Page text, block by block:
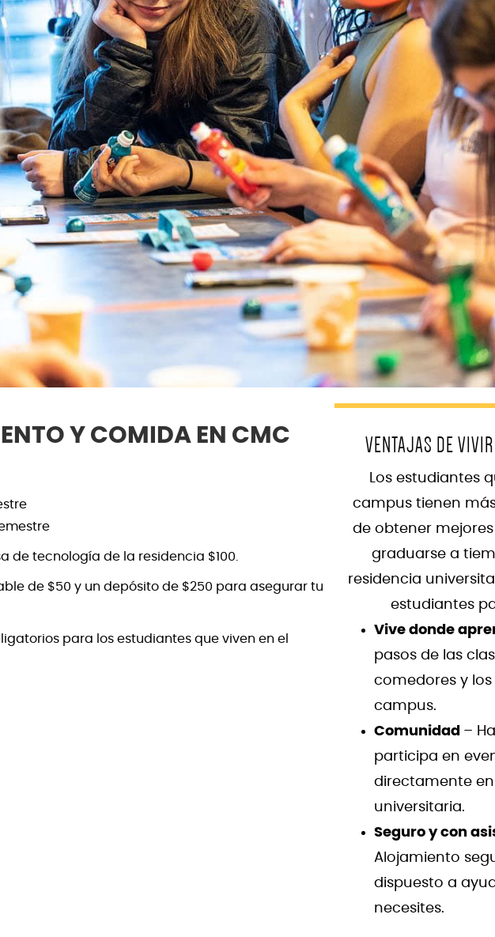
Y COMIDA EN CMC
de tecnología de la residencia $100.
de $50 y un depósito de $250 para asegurar tu
para los estudiantes que viven en el
VENTAJAS DE
Los estudiantes
campus tienen
de obtener
graduarse a
residencia
estudiantes
Vive donde
pasos de las
comedores y los
campus.
Comunidad –
participa en
directamente
universitaria.
Seguro y con
Alojamiento
dispuesto a
necesites.